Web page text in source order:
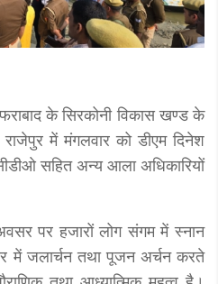
के सिरकोनी विकास खण्ड के
में मंगलवार को डीएम दिनेश
सहित अन्य आला अधिकारियों
पर हजारों लोग संगम में स्नान
में जलार्चन तथा पूजन अर्चन करते